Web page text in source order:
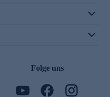
Folge uns